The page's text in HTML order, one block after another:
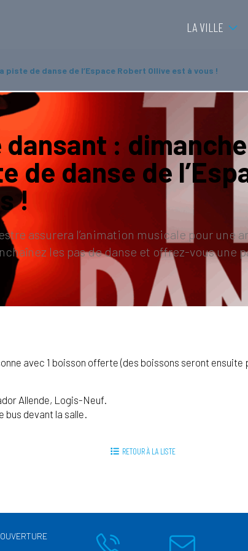
LA VILLE
piste de danse de l’Espace Robert Ollive est à vous !
dansant :
de danse de
!
assurera l’animation musicale pour une
les pas de danse et offrez-vous une
avec 1 boisson offerte (des boissons seront
Allende, Logis-Neuf.
devant la salle.
RETOUR À LA LISTE